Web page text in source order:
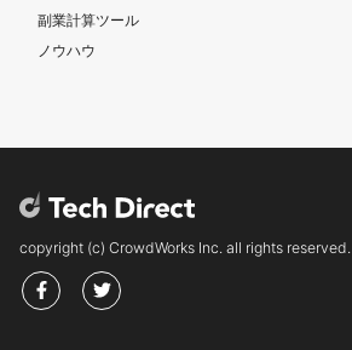
副業計算ツール
ノウハウ
copyright (c) CrowdWorks Inc. all rights reserved.